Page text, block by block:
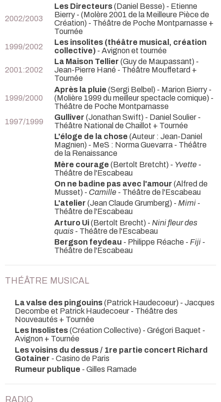
2002/2003
Les Directeurs(Daniel Besse) - Etienne
Bierry - (Molère 2001 de la Meilleure Pièce de
Création) - Théâtre de Poche Montparnasse +
Tournée
1999/2002
Les insolites (théâtre musical, création
collective) - Avignon et tournée
2001:2002
La Maison Tellier (Guy de Maupassant) -
Jean-Pierre Hané - Théâtre Mouffetard +
Tournée
1999/2000
Après la pluie (Sergi Belbel) - Marion Bierry -
(Molière 1999 du meilleur spectacle comique) -
Théâtre de Poche Montparnasse
1997/1999
Gulliver (Jonathan Swift) - Daniel Soulier -
Théâtre National de Chaillot + Tournée
L'éloge de la chose (Auteur : Jean-Daniel
Magnien) - MeS : Norma Guevarra - Théâtre
de la Renaissance
Mère courage (Bertolt Bretcht) - Yvette -
Théâtre de l'Escabeau
On ne badine pas avec l'amour (Alfred de
Musset) - Camille - Théâtre de l'Escabeau
L'atelier (Jean Claude Grumberg) - Mimi -
Théâtre de l'Escabeau
Arturo Ui(Bertolt Brecht) - Nini fleur des
quais - Théâtre de l'Escabeau
Bergson feydeau - Philippe Réache - Fiji -
Théâtre de l'Escabeau
THÉÂTRE MUSICAL
La valse des pingouins(Patrick Haudecoeur) - Jacques
Decombe et Patrick Haudecoeur - Théâtre des
Nouveautés + Tournée
Les Insolistes(Création Collective) - Grégori Baquet -
Avignon + Tournée
Les voisins du dessus / 1re partie concert Richard
Gotainer - Casino de Paris
Rumeur publique - Gilles Ramade
RADIO